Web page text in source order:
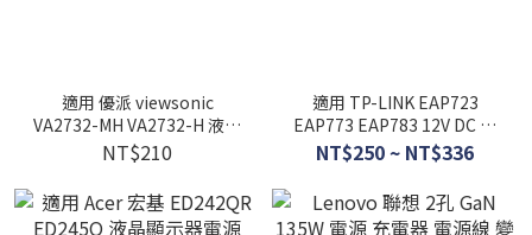
適用 優派 viewsonic
VA2732-MH VA2732-H 液晶
螢幕電源
NT$210
適用 TP-LINK EAP723
EAP773 EAP783 12V DC 電
源
NT$250 ~ NT$336